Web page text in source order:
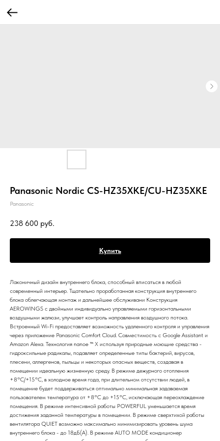
Panasonic Nordic CS-HZ35XKE/CU-HZ35XKE
Panasonic
238 600 руб.
Купить
Лаконичный дизайн внутреннего блока, способный вписаться в любой
современный интерьер. Тщательно проработанная конструкция внутреннего
блока облегчающая монтаж и дальнейшее обслуживани Конструкция
AEROWINGS с двойными индивидуально управляемыми горизонтальными
воздушными жалюзи, улучшает контроль направления воздушного потока.
Встроенный Wi-Fi предоставляет возможность удаленного контроля и управления
через приложение Panasonic Comfort Cloud. Совместимость с Google Assistant и
Amazon Alexa. Технология nanoe ™ X используя природные моющие средства -
гидроксильные радикалы, подавляет определенные типы бактерий, вирусов,
плесени, аллергенов, пыльцы и некоторых опасных веществ, создавая в
помещении идеальную жизненную среду. В режиме дежурного отопления
+8°С/+15°C, в холодное время года, при длительном отсутствии людей, в
помещение будет поддерживаться оптимально минимальная задаваемая
пользователем температура от +8°С до +15°C, исключающая переохлаждение
помещения. В режиме интенсивной работы POWERFUL уменьшается время
достижения заданной температуры в помещении. В режиме сверхтихой работы
вентилятора QUIET возможно максимально минимизировать уровень шума
внутреннего блока - до 18дБ(А). В режиме AUTO MODE кондиционер